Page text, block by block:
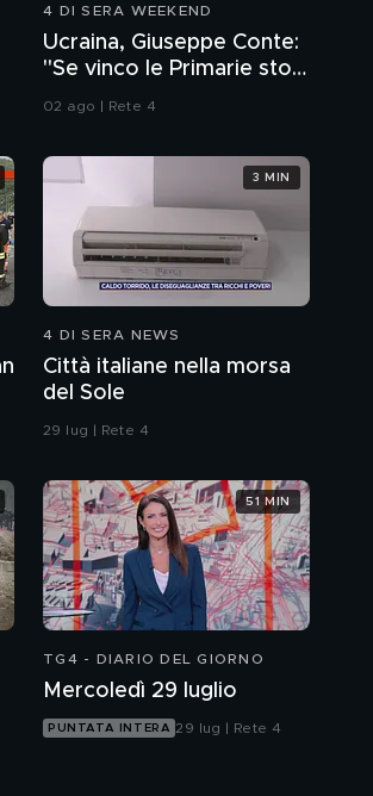
4 DI SERA WEEKEND
Ucraina, Giuseppe Conte:
"Se vinco le Primarie stop
alle armi"
02 ago | Rete 4
4 DI SERA NEWS
Città italiane nella morsa
del Sole
29 lug | Rete 4
3 MIN
TG4 - DIARIO DEL GIORNO
Mercoledì 29 luglio
PUNTATA INTERA 29 lug | Rete 4
51 MIN